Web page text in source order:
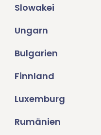
Slowakei
Ungarn
Bulgarien
Finnland
Luxemburg
Rumänien